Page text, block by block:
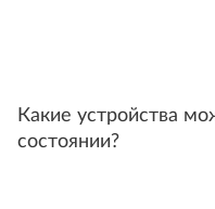
Какие устройства
состоянии?